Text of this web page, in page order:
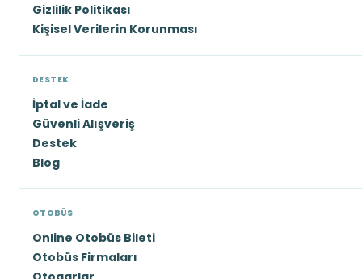
Gizlilik Politikası
Kişisel Verilerin Korunması
DESTEK
İptal ve İade
Güvenli Alışveriş
Destek
Blog
OTOBÜS
Online Otobüs Bileti
Otobüs Firmaları